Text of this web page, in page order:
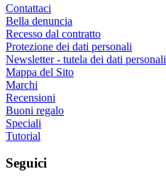
Contattaci
Bella denuncia
Recesso dal contratto
Protezione dei dati personali
Newsletter - tutela dei dati personali
Mappa del Sito
Marchi
Recensioni
Buoni regalo
Speciali
Tutorial
Seguici